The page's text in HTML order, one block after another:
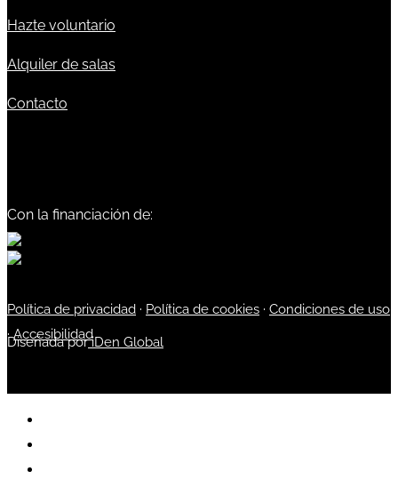
Hazte voluntario
Alquiler de salas
Contacto
Con la financiación de:
Política de privacidad · Política de cookies · Condiciones de uso
·Accesibilidad
Diseñada poriDen Global